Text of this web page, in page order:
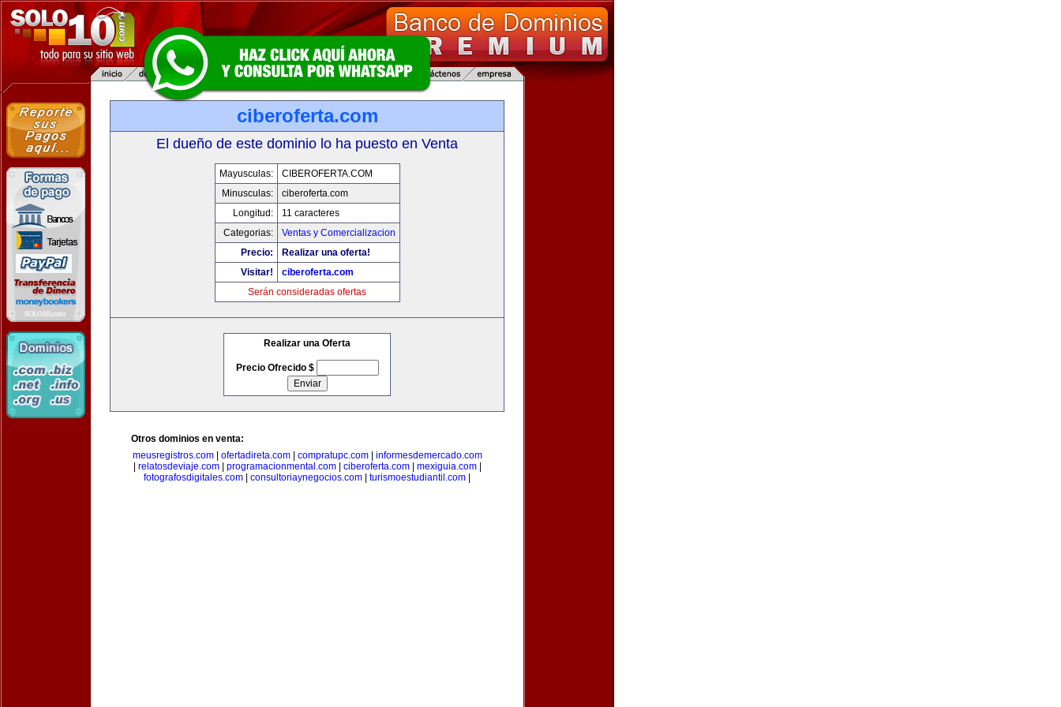
ciberoferta.com
El dueño de este dominio lo ha puesto en Venta
Mayusculas:
CIBEROFERTA.COM
Minusculas:
ciberoferta.com
Longitud:
11 caracteres
Categorias:
Ventas y Comercializacion
Precio:
Realizar una oferta!
Visitar!
ciberoferta.com
Serán consideradas ofertas
Realizar una Oferta
Precio Ofrecido $
Otros dominios en venta:
meusregistros.com| ofertadireta.com| compratupc.com| informesdemercado.com
relatosdeviaje.com| programacionmental.com| ciberoferta.com| mexiguia.com|
fotografosdigitales.com
consultoriaynegocios.com turismoestudiantil.com